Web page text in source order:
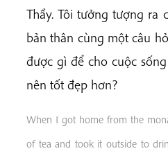
Thầy. Tôi tưởng tượng ra
bản thân cùng một câu
được gì để cho cuộc
nên tốt đẹp hơn?
When I got home from the
of tea and took it outside to